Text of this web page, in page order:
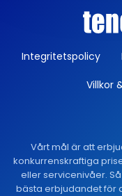
Integritetspolicy
Villkor
Vårt mål är att
konkurrenskraftiga
eller servicenivåer.
bästa erbjudandet för